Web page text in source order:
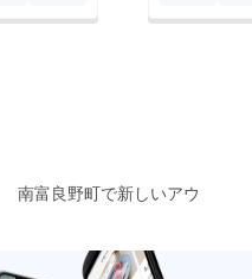
南富良野町で新しいアウ